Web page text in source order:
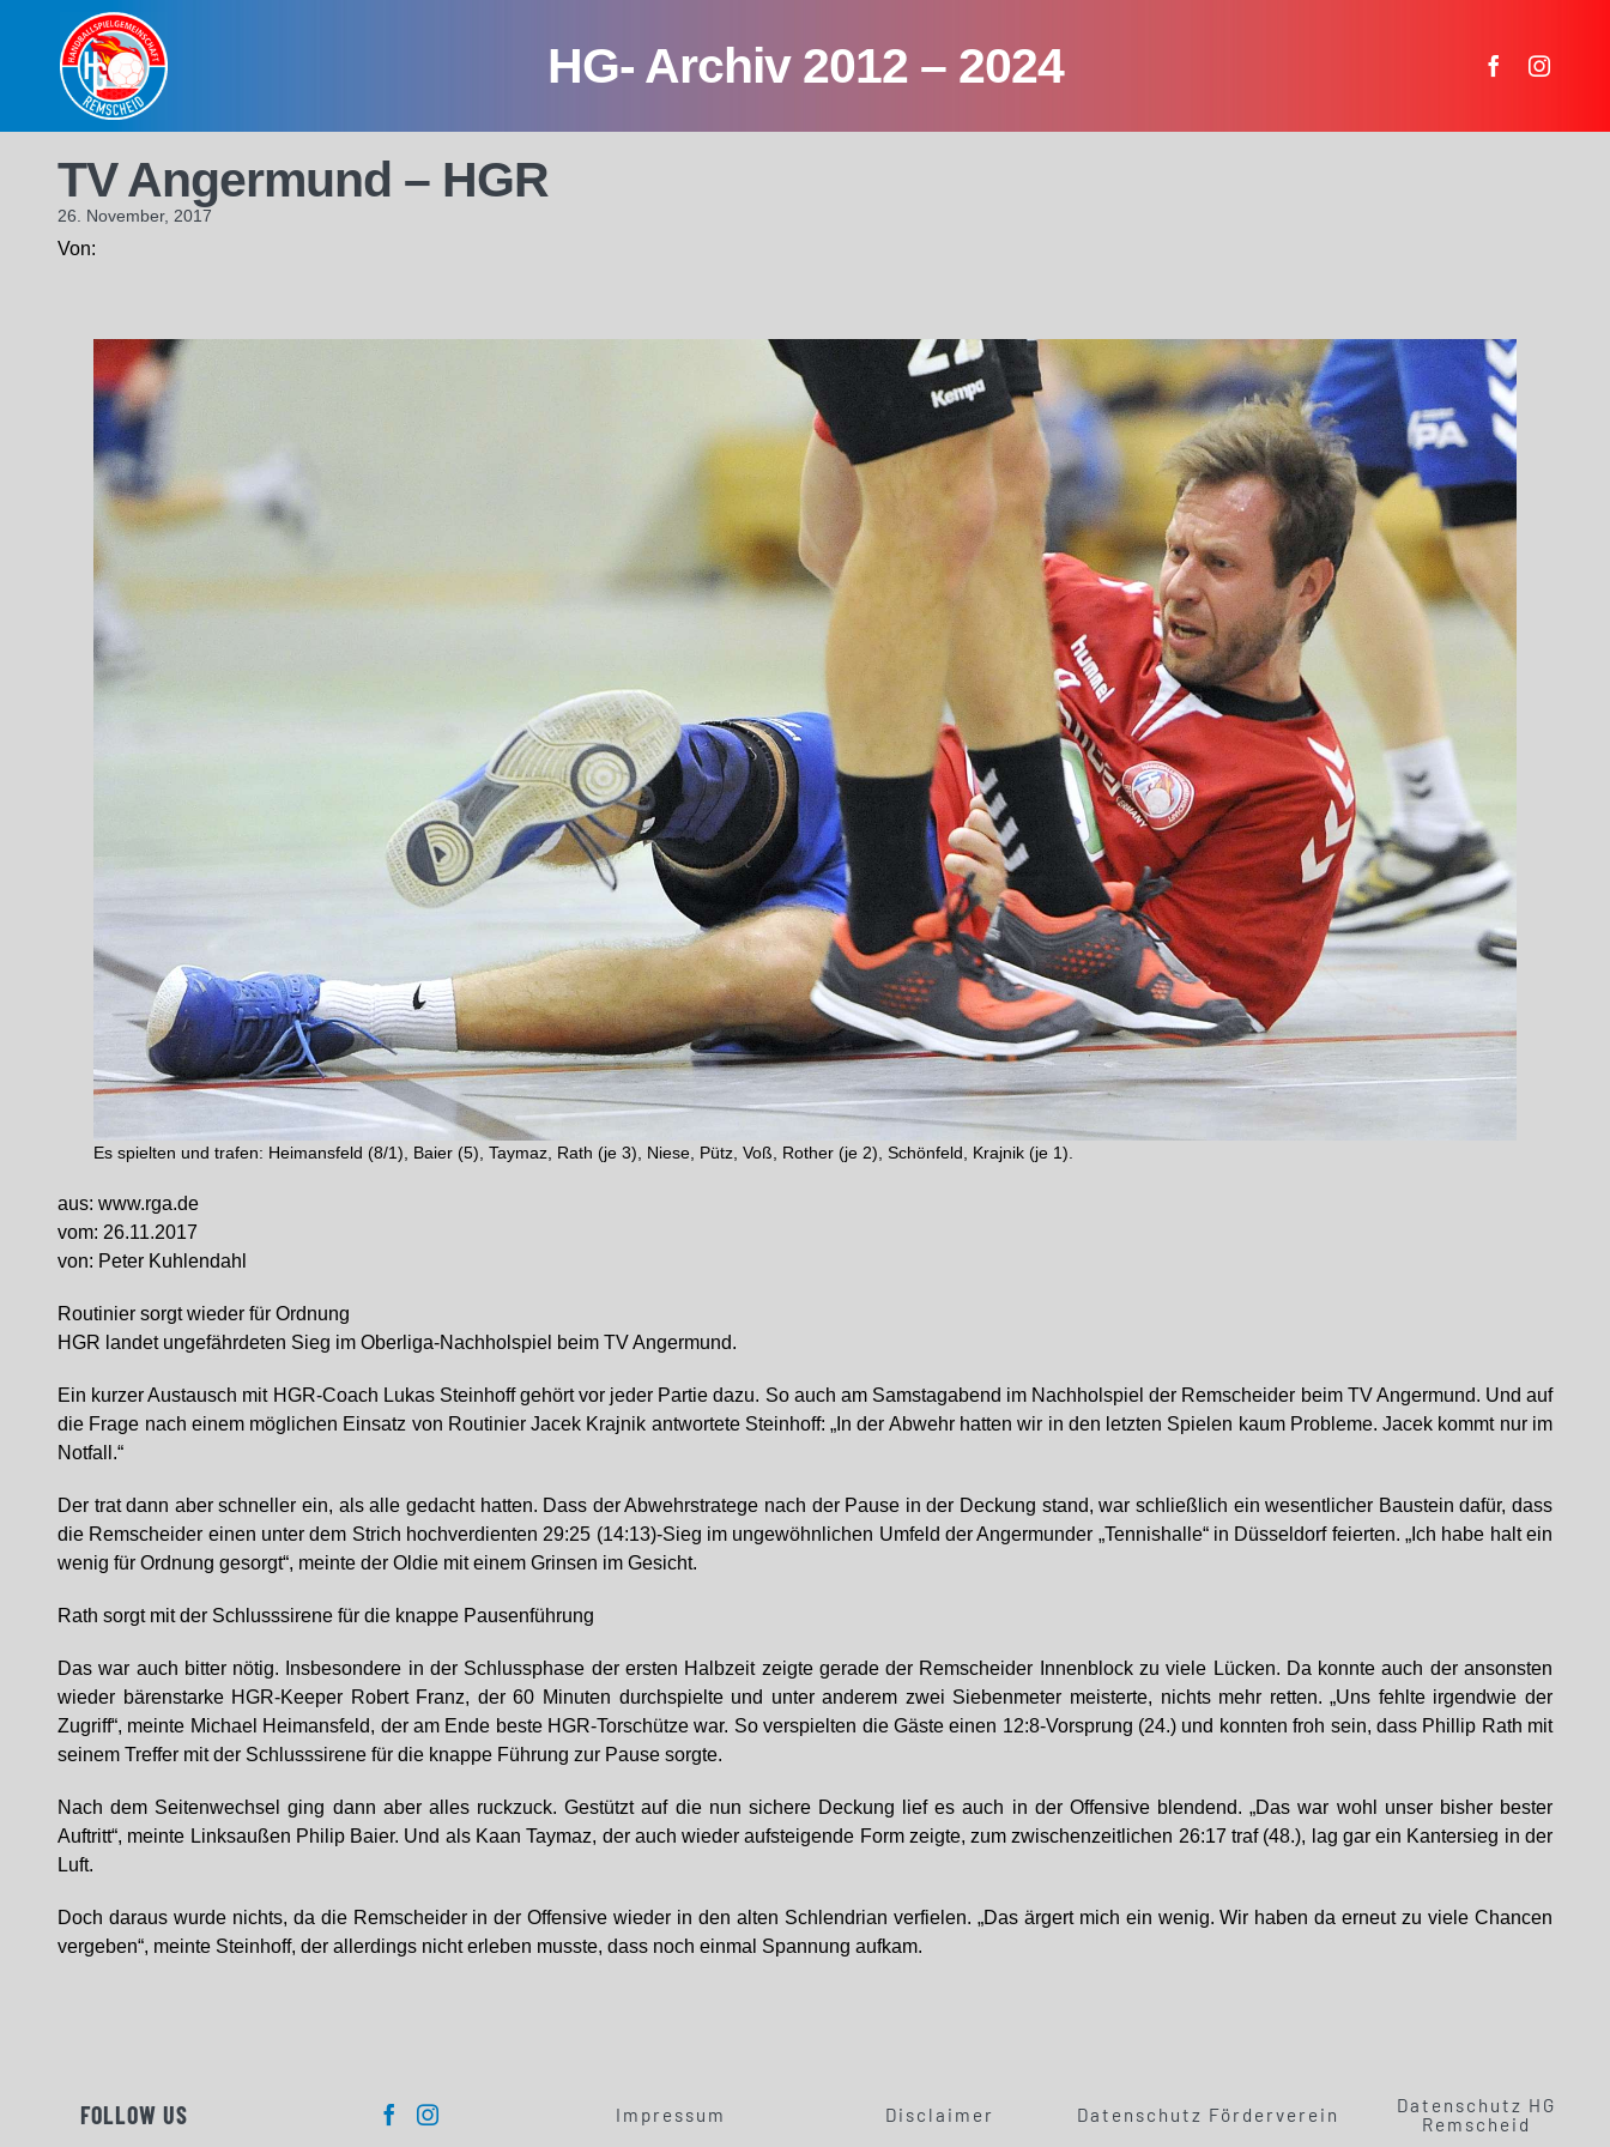
content
HG- Archiv 2012 – 2024
TV Angermund – HGR
26. November, 2017
Von:
Es spielten und trafen: Heimansfeld (8/1), Baier (5), Taymaz, Rath (je 3), Niese, Pütz, Voß, Rother (je 2), Schönfeld, Krajnik (je 1).
aus: www.rga.de
vom: 26.11.2017
von: Peter Kuhlendahl
Routinier sorgt wieder für Ordnung
HGR landet ungefährdeten Sieg im Oberliga-Nachholspiel beim TV Angermund.
Ein kurzer Austausch mit HGR-Coach Lukas Steinhoff gehört vor jeder Partie dazu. So auch am Samstagabend im Nachholspiel der Remscheider beim TV Angermund. Und auf
die Frage nach einem möglichen Einsatz von Routinier Jacek Krajnik antwortete Steinhoff: „In der Abwehr hatten wir in den letzten Spielen kaum Probleme. Jacek kommt nur im
Notfall.“
Der trat dann aber schneller ein, als alle gedacht hatten. Dass der Abwehrstratege nach der Pause in der Deckung stand, war schließlich ein wesentlicher Baustein dafür, dass
die Remscheider einen unter dem Strich hochverdienten 29:25 (14:13)-Sieg im ungewöhnlichen Umfeld der Angermunder „Tennishalle“ in Düsseldorf feierten. „Ich habe halt ein
wenig für Ordnung gesorgt“, meinte der Oldie mit einem Grinsen im Gesicht.
Rath sorgt mit der Schlusssirene für die knappe Pausenführung
Das war auch bitter nötig. Insbesondere in der Schlussphase der ersten Halbzeit zeigte gerade der Remscheider Innenblock zu viele Lücken. Da konnte auch der ansonsten
wieder bärenstarke HGR-Keeper Robert Franz, der 60 Minuten durchspielte und unter anderem zwei Siebenmeter meisterte, nichts mehr retten. „Uns fehlte irgendwie der
Zugriff“, meinte Michael Heimansfeld, der am Ende beste HGR-Torschütze war. So verspielten die Gäste einen 12:8-Vorsprung (24.) und konnten froh sein, dass Phillip Rath mit
seinem Treffer mit der Schlusssirene für die knappe Führung zur Pause sorgte.
Nach dem Seitenwechsel ging dann aber alles ruckzuck. Gestützt auf die nun sichere Deckung lief es auch in der Offensive blendend. „Das war wohl unser bisher bester
Auftritt“, meinte Linksaußen Philip Baier. Und als Kaan Taymaz, der auch wieder aufsteigende Form zeigte, zum zwischenzeitlichen 26:17 traf (48.), lag gar ein Kantersieg in der
Luft.
Doch daraus wurde nichts, da die Remscheider in der Offensive wieder in den alten Schlendrian verfielen. „Das ärgert mich ein wenig. Wir haben da erneut zu viele Chancen
vergeben“, meinte Steinhoff, der allerdings nicht erleben musste, dass noch einmal Spannung aufkam.
FOLLOW US Impressum Disclaimer Datenschutz Förderverein
Datenschutz HG
Remscheid